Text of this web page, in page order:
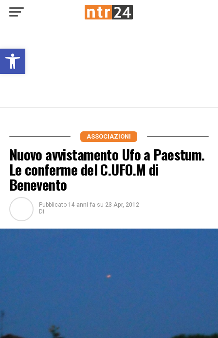
Open toolbar
ASSOCIAZIONI
Nuovo avvistamento Ufo a Paestum.
Le conferme del C.UFO.M di
Benevento
Pubblicato 14 anni fa su 23 Apr, 2012
Di